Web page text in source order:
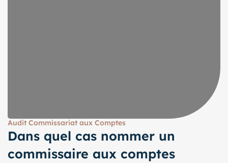
Audit Commissariat aux Comptes
Dans quel cas nommer un
commissaire aux comptes